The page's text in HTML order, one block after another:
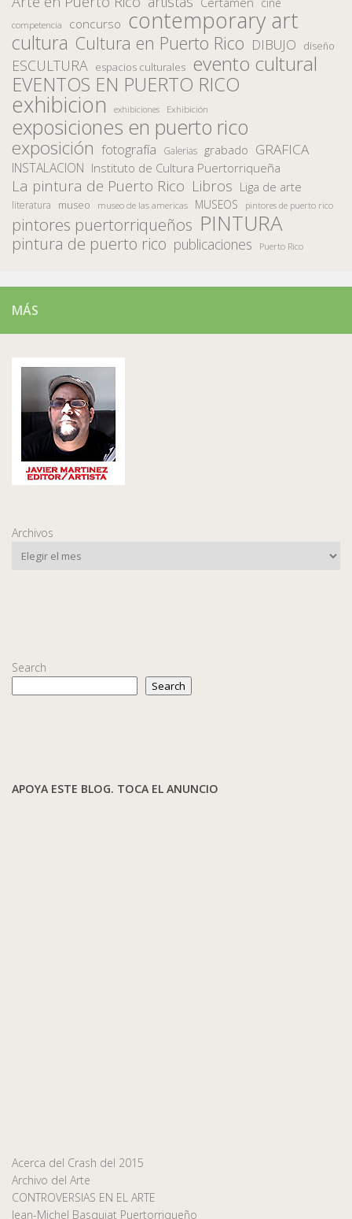
cine
competencia concurso contemporary art
cultura Cultura en Puerto Rico DIBUJO diseño
ESCULTURA espacios culturales evento cultural
EVENTOS EN PUERTO RICO
exhibicion exhibiciones Exhibición
exposiciones en puerto rico
exposición fotografía Galerias grabado GRAFICA
INSTALACION Instituto de Cultura Puertorriqueña
La pintura de Puerto Rico Libros Liga de arte
literatura museo museo de las americas MUSEOS pintores de puerto rico
pintores puertorriqueños PINTURA
pintura de puerto rico publicaciones Puerto Rico
MÁS
Archivos
Search
Search
APOYA ESTE BLOG. TOCA EL ANUNCIO
Acerca del Crash del 2015
Archivo del Arte
CONTROVERSIAS EN EL ARTE
Jean-Michel Basquiat Puertorriqueño